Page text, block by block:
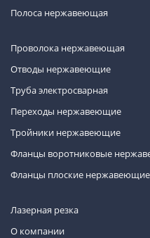
Полоса нержавеющая
Проволока нержавеющая
Отводы нержавеющие
Труба электросварная
Переходы нержавеющие
Тройники нержавеющие
Фланцы воротниковые
Фланцы плоские нержавеющие
Лазерная резка
О компании